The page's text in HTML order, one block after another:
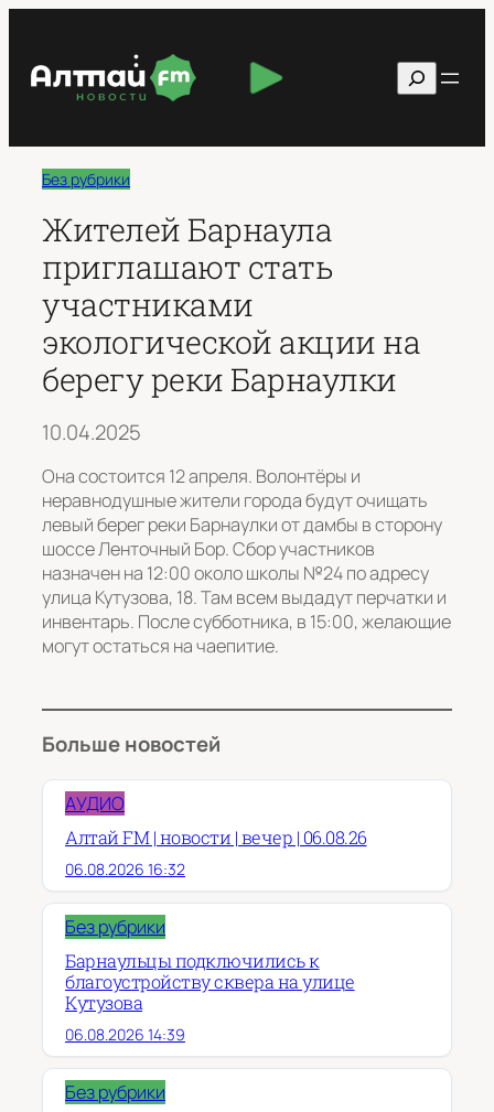
содержимому
Поиск
Без рубрики
Жителей Барнаула
приглашают стать
участниками
экологической акции на
берегу реки Барнаулки
10.04.2025
Она состоится 12 апреля. Волонтёры и
неравнодушные жители города будут очищать
левый берег реки Барнаулки от дамбы в сторону
шоссе Ленточный Бор. Сбор участников
назначен на 12:00 около школы №24 по адресу
улица Кутузова, 18. Там всем выдадут перчатки и
инвентарь. После субботника, в 15:00, желающие
могут остаться на чаепитие.
Больше новостей
АУДИО
Алтай FM | новости | вечер | 06.08.26
06.08.2026 16:32
Без рубрики
Барнаульцы подключились к
благоустройству сквера на улице
Кутузова
06.08.2026 14:39
Без рубрики